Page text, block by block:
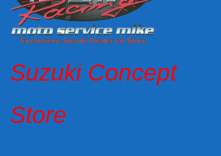
Suzuki Concept
Store